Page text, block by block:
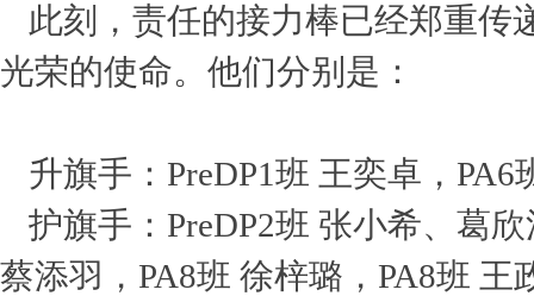
此刻，责任的接力棒已经郑重传
光荣的使命。他们分别是：
升旗手：PreDP1班 王奕卓，PA6
护旗手：PreDP2班 张小希、葛
蔡添羽，PA8班 徐梓璐，PA8班 王